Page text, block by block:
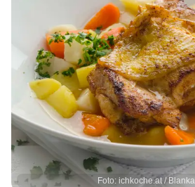
Foto: ichkoche.at /